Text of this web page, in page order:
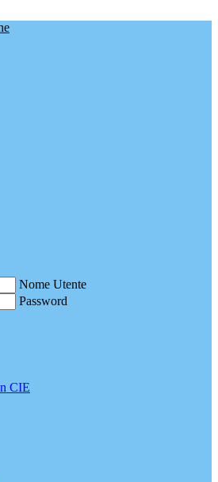
Nome Utente
Password
CIE